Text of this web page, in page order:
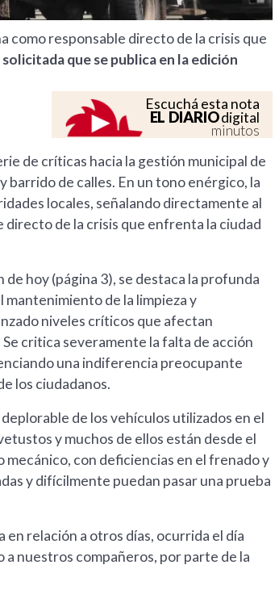
como responsable directo de la crisis que
que se publica en la edición
Escuchá esta nota
EL DIARIOdigital
minutos
de críticas hacia la gestión municipal de
barrido de calles. En un tono enérgico, la
locales, señalando directamente al
de la crisis que enfrenta la ciudad
hoy (página 3), se destaca la profunda
de la limpieza y
niveles críticos que afectan
critica severamente la falta de acción
una indiferencia preocupante
los ciudadanos.
de los vehículos utilizados en el
y muchos de ellos están desde el
mecánico, con deficiencias en el frenado y
y difícilmente puedan pasar una prueba
en relación a otros días, ocurrida el día
a nuestros compañeros, por parte de la